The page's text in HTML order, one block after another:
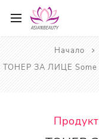
Начало
ТОНЕР ЗА ЛИЦЕ Some